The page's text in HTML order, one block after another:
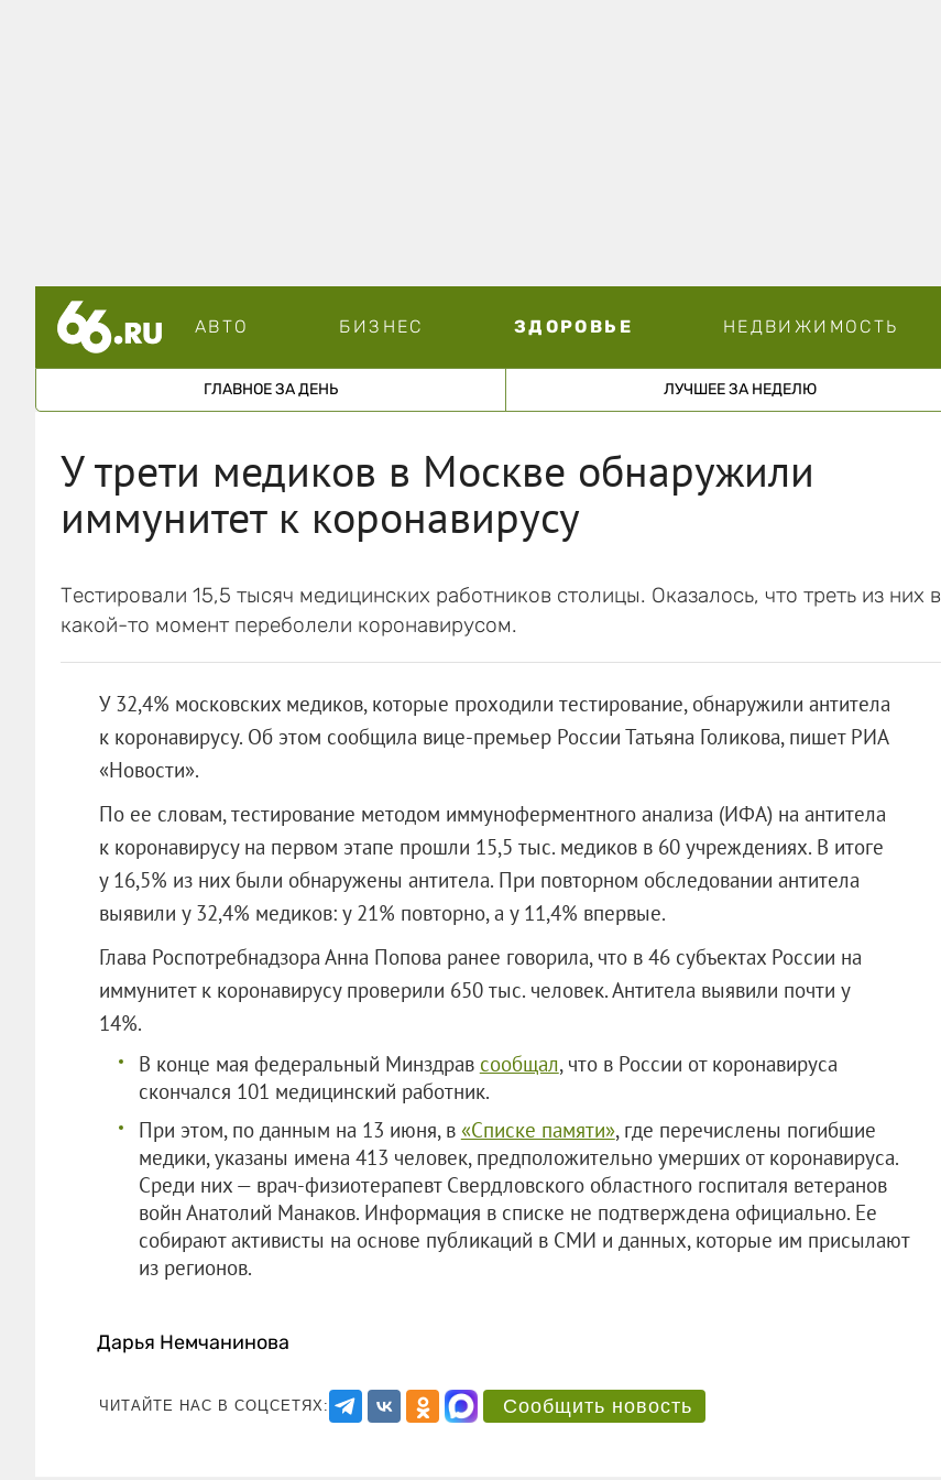
АВТО БИЗНЕС ЗДОРОВЬЕ НЕДВИЖИМОСТЬ
ГЛАВНОЕ ЗА ДЕНЬ ЛУЧШЕЕ ЗА НЕДЕЛЮ
У трети медиков в Москве обнаружили
иммунитет к коронавирусу
Тестировали 15,5 тысяч медицинских работников столицы. Оказалось, что треть из них в
какой-то момент переболели коронавирусом.
У 32,4% московских медиков, которые проходили тестирование, обнаружили антитела
к коронавирусу. Об этом сообщила вице-премьер России Татьяна Голикова, пишет РИА
«Новости».
По ее словам, тестирование методом иммуноферментного анализа (ИФА) на антитела
к коронавирусу на первом этапе прошли 15,5 тыс. медиков в 60 учреждениях. В итоге
у 16,5% из них были обнаружены антитела. При повторном обследовании антитела
выявили у 32,4% медиков: у 21% повторно, а у 11,4% впервые.
Глава Роспотребнадзора Анна Попова ранее говорила, что в 46 субъектах России на
иммунитет к коронавирусу проверили 650 тыс. человек. Антитела выявили почти у
14%.
В конце мая федеральный Минздрав сообщал, что в России от коронавируса
скончался 101 медицинский работник.
При этом, по данным на 13 июня, в «Списке памяти», где перечислены погибшие
медики, указаны имена 413 человек, предположительно умерших от коронавируса.
Среди них — врач-физиотерапевт Свердловского областного госпиталя ветеранов
войн Анатолий Манаков. Информация в списке не подтверждена официально. Ее
собирают активисты на основе публикаций в СМИ и данных, которые им присылают
из регионов.
Дарья Немчанинова
ЧИТАЙТЕ НАС В СОЦСЕТЯХ: Сообщить новость